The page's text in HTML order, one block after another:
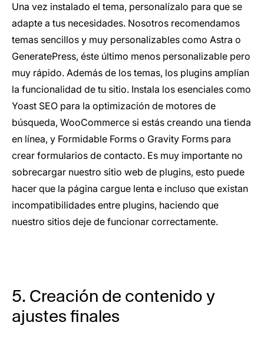
Una vez instalado el tema, personalízalo para que se
adapte a tus necesidades. Nosotros recomendamos
temas sencillos y muy personalizables como Astra o
GeneratePress, éste último menos personalizable pero
muy rápido. Además de los temas, los plugins amplían
la funcionalidad de tu sitio. Instala los esenciales como
Yoast SEO para la optimización de motores de
búsqueda, WooCommerce si estás creando una tienda
en línea, y Formidable Forms o Gravity Forms para
crear formularios de contacto. Es muy importante no
sobrecargar nuestro sitio web de plugins, esto puede
hacer que la página cargue lenta e incluso que existan
incompatibilidades entre plugins, haciendo que
nuestro sitios deje de funcionar correctamente.
5. Creación de contenido y
ajustes finales